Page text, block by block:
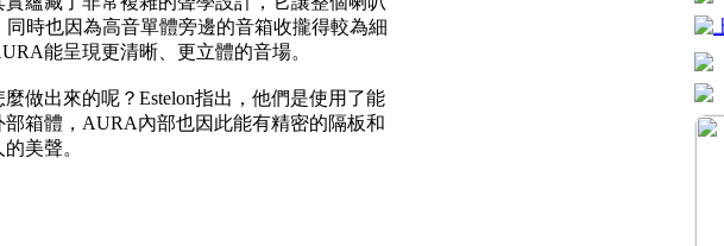
時也因為高音單體旁邊的音箱收攏得較為細
能呈現更清晰、更立體的音場。
做出來的呢？Estelon指出，他們是使用了能
箱體，AURA內部也因此能有精密的隔板和
美聲。